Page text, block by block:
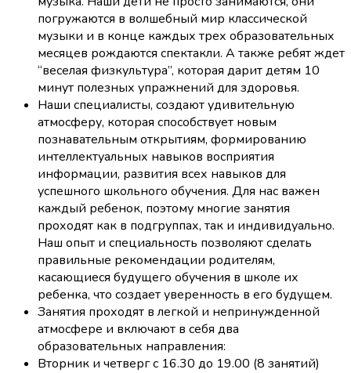
погружаются в волшебный мир классической
музыки и в конце каждых трех образовательных
месяцев рождаются спектакли. А также ребят ждет
“веселая физкультура”, которая дарит детям 10
минут полезных упражнений для здоровья.
Наши специалисты, создают удивительную
атмосферу, которая способствует новым
познавательным открытиям, формированию
интеллектуальных навыков восприятия
информации, развития всех навыков для
успешного школьного обучения. Для нас важен
каждый ребенок, поэтому многие занятия
проходят как в подгруппах, так и индивидуально.
Наш опыт и специальность позволяют сделать
правильные рекомендации родителям,
касающиеся будущего обучения в школе их
ребенка, что создает уверенность в его будущем.
Занятия проходят в легкой и непринужденной
атмосфере и включают в себя два
образовательных направления:
Вторник и четверг с 16.30 до 19.00 (8 занятий)